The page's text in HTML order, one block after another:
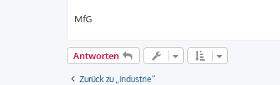
MfG
Antworten
Zurück zu „Industrie“